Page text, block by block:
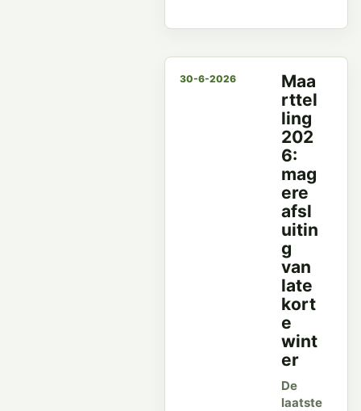
30-6-2026
Maa
rttel
ling
202
6:
mag
ere
afsl
uitin
g
van
late
kort
e
wint
er
De
laatste